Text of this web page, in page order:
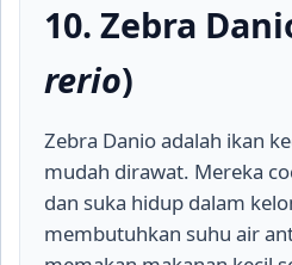
10. Zebra
rerio)
Zebra Danio adalah ikan
mudah dirawat. Mereka
dan suka hidup dalam
membutuhkan suhu air